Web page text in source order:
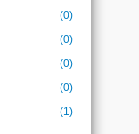
(0)
(0)
(0)
(0)
(1)